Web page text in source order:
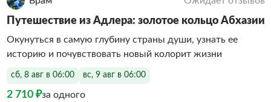
Путешествие из Адлера: золотое кольцо Абхазии
Окунуться в самую глубину страны души, узнать ее
историю и почувствовать новый колорит жизни
сб, 8 авг в 06:00 вс, 9 авг в 06:00
2 710 ₽за одного